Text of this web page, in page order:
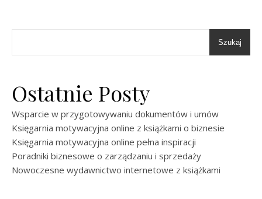
Szukaj
Ostatnie Posty
Wsparcie w przygotowywaniu dokumentów i umów
Księgarnia motywacyjna online z książkami o biznesie
Księgarnia motywacyjna online pełna inspiracji
Poradniki biznesowe o zarządzaniu i sprzedaży
Nowoczesne wydawnictwo internetowe z książkami